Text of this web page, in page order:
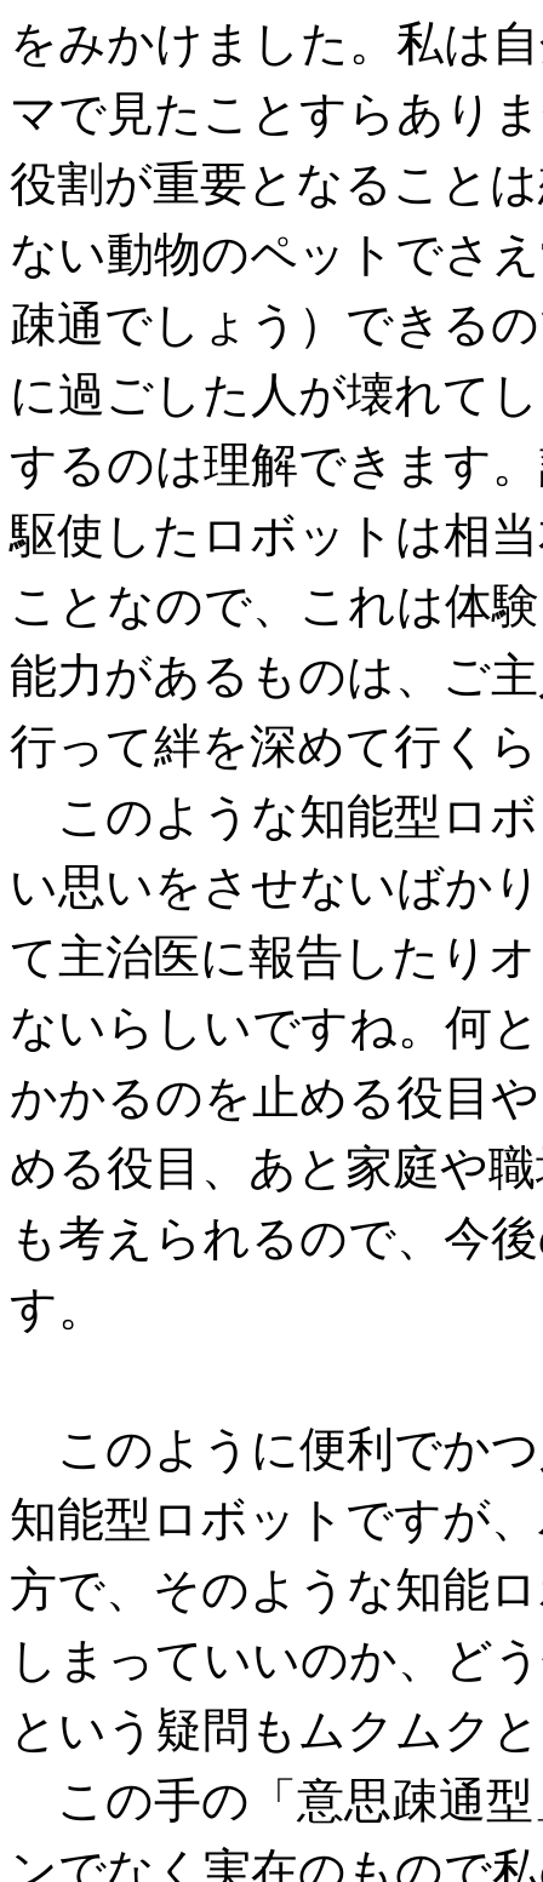
をみかけました。私は
マで見たことすらあり
役割が重要となること
ない動物のペットでさ
疎通でしょう）できる
に過ごした人が壊れて
するのは理解できます
駆使したロボットは相
ことなので、これは体
能力があるものは、ご
行って絆を深めて行く
このような知能型ロ
い思いをさせないばか
て主治医に報告したり
ないらしいですね。何
かかるのを止める役目
める役目、あと家庭や
も考えられるので、今
す。
このように便利でか
知能型ロボットですが
方で、そのような知能
しまっていいのか、ど
という疑問もムクムク
この手の「意思疎通
ンでなく実在のもので